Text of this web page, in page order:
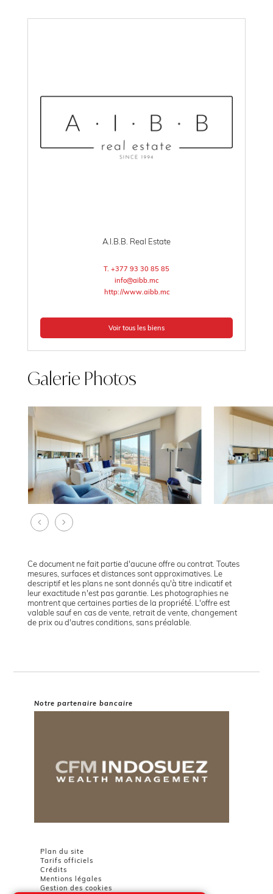
A.I.B.B. Real Estate
T. +377 93 30 85 85
info@aibb.mc
http://www.aibb.mc
Voir tous les biens
Galerie Photos
Ce document ne fait partie d'aucune offre ou contrat. Toutes
mesures, surfaces et distances sont approximatives. Le
descriptif et les plans ne sont donnés qu'à titre indicatif et
leur exactitude n'est pas garantie. Les photographies ne
montrent que certaines parties de la propriété. L'offre est
valable sauf en cas de vente, retrait de vente, changement
de prix ou d'autres conditions, sans préalable.
Notre partenaire bancaire
Plan du site
Tarifs officiels
Crédits
Mentions légales
Gestion des cookies